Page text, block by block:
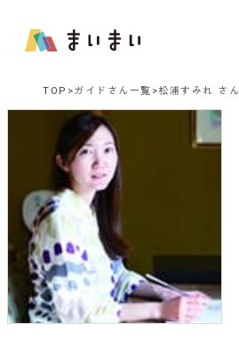
TOP ガイドさん一覧 松浦すみれ さん